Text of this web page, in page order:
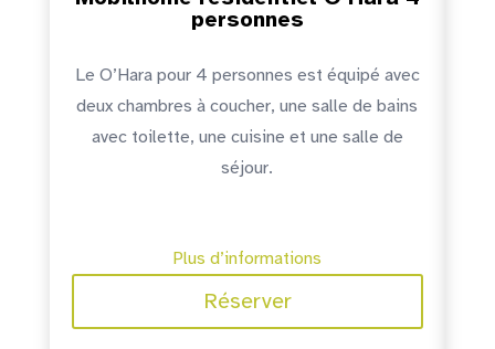
personnes
Le O’Hara pour 6 personnes est équipé de
trois chambres, d’une salle de bains, toilette
séparé, d’une cuisine et d’une salle de séjour.
Plus d’informations
Réserver